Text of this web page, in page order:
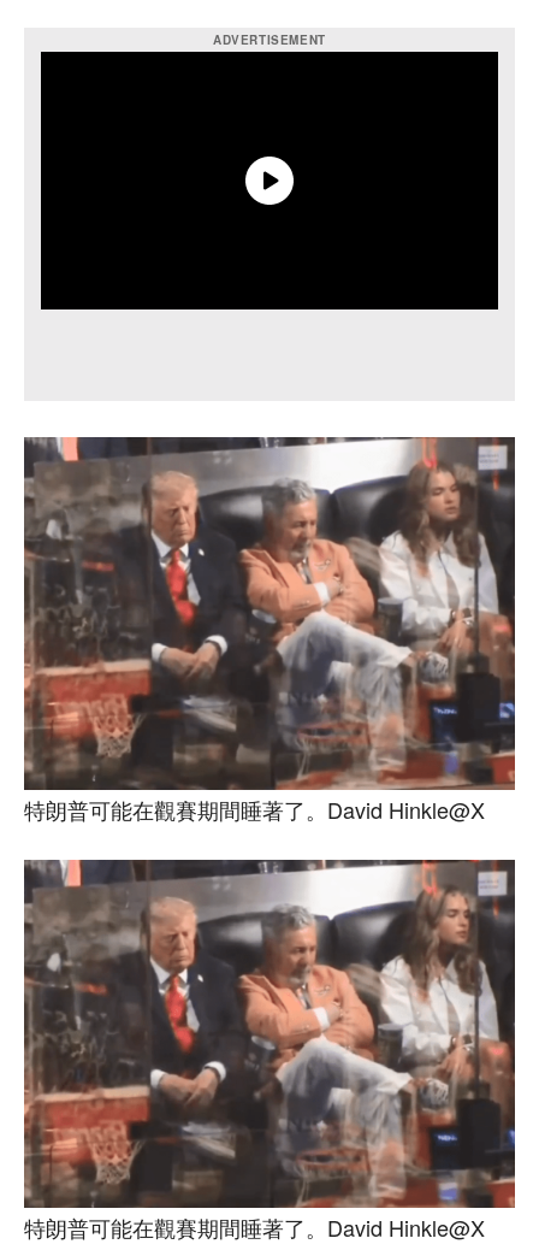
特朗普可能在觀賽期間睡著了。David Hinkle@X
特朗普可能在觀賽期間睡著了。David Hinkle@X